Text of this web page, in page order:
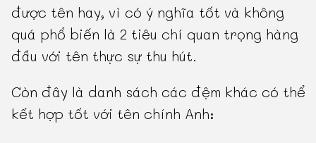
được tên hay, vì có ý nghĩa tốt và không
quá phổ biến là 2 tiêu chí quan trọng hàng
đầu với tên thực sự thu hút.
Còn đây là danh sách các đệm khác có thể
kết hợp tốt với tên chính Anh: